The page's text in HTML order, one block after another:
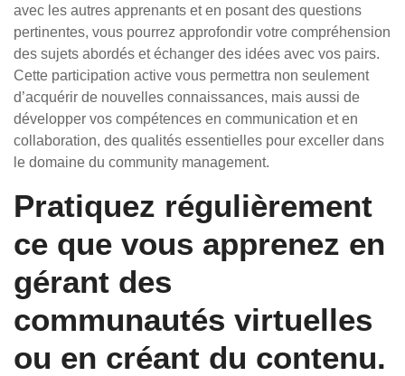
avec les autres apprenants et en posant des questions
pertinentes, vous pourrez approfondir votre compréhension
des sujets abordés et échanger des idées avec vos pairs.
Cette participation active vous permettra non seulement
d’acquérir de nouvelles connaissances, mais aussi de
développer vos compétences en communication et en
collaboration, des qualités essentielles pour exceller dans
le domaine du community management.
Pratiquez régulièrement
ce que vous apprenez en
gérant des
communautés virtuelles
ou en créant du contenu.